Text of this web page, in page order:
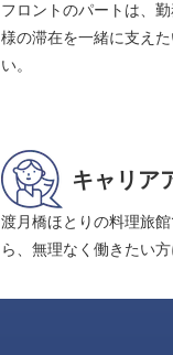
フロントのパートは、
様の滞在を一緒に支え
い。
キャリア
渡月橋ほとりの料理旅
ら、無理なく働きたい